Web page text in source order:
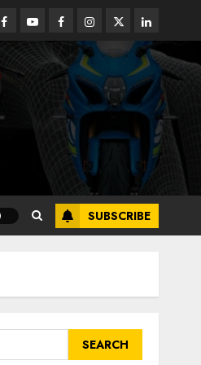
Facebook
YoutubeFacebookInstagram
Twitterlinkedin
SUBSCRIBE